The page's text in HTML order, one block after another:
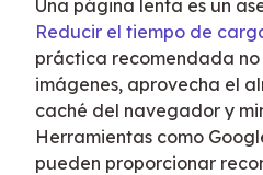
Reducir el tiempo de
práctica recomendada no
imágenes, aprovecha el
caché del navegador y
Herramientas como
pueden proporcionar